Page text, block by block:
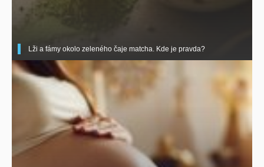
Lži a fámy okolo zeleného čaje matcha. Kde je pravda?